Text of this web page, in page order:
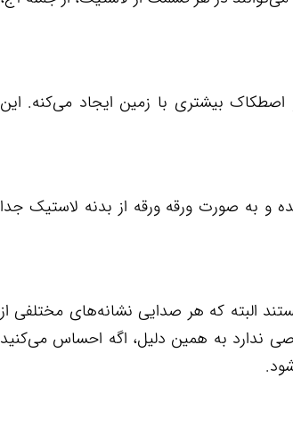
اصطکاک بیشتری با زمین ایجاد می‌کنه. این
و به صورت ورقه ورقه از بدنه لاستیک جدا
البته که هر صدایی نشانه‌های مختلفی از
ندارد به همین دلیل، اگه احساس می‌کنید